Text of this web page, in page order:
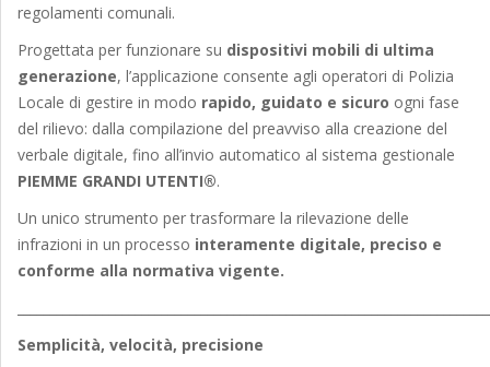
regolamenti comunali.
Progettata per funzionare su dispositivi mobili di ultima
generazione, l’applicazione consente agli operatori di Polizia
Locale di gestire in modo rapido, guidato e sicuro ogni fase
del rilievo: dalla compilazione del preavviso alla creazione del
verbale digitale, fino all’invio automatico al sistema gestionale
PIEMME GRANDI UTENTI®.
Un unico strumento per trasformare la rilevazione delle
infrazioni in un processo interamente digitale, preciso e
conforme alla normativa vigente.
Semplicità, velocità, precisione